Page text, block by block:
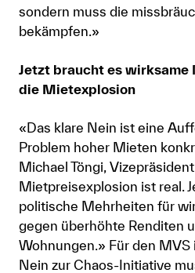
sondern muss die
bekämpfen.»
Jetzt braucht es wirksame
die Mietexplosion
«Das klare Nein ist eine
Problem hoher Mieten
Michael Töngi,
Mietpreisexplosion ist real.
politische Mehrheiten für
gegen überhöhte Renditen
Wohnungen.» Für den MVS
Nein zur Chaos-Initiative